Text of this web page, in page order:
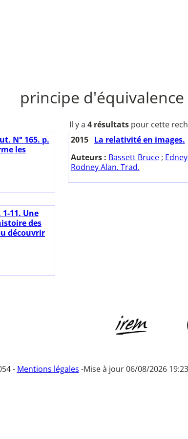
principe d'équivalence
Il y a 4 résultats pour cette
N° 165. p.
les
2015
La relativité en images.
Auteurs : Bassett Bruce;
Rodney Alan. Trad.
11. Une
des
découvrir
- Mentions légales -Mise à jour 06/08/2026